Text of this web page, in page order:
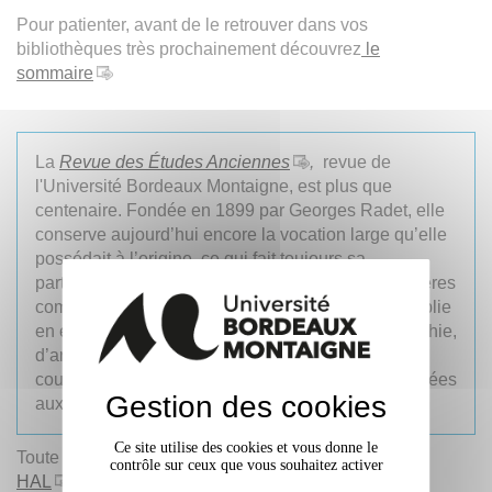
Pour patienter, avant de le retrouver dans vos
bibliothèques très prochainement découvrez le
sommaire
La Revue des Études Anciennes , revue de
l'Université Bordeaux Montaigne, est plus que
centenaire. Fondée en 1899 par Georges Radet, elle
conserve aujourd’hui encore la vocation large qu’elle
possédait à l’origine, ce qui fait toujours sa
particularité parmi les revues françaises ou étrangères
comparable. En deux livraisons annuelles, elle publie
en effet aussi bien des articles d’histoire, d’épigraphie,
d’archéologie, de littérature et de philosophie,
couvrant ainsi le champ entier des études consacrées
aux mondes anciens.
Toute la REA en quelques clics sur Persée
et sur
HAL
Gestion des cookies
Ce site utilise des cookies et vous donne le
contrôle sur ceux que vous souhaitez activer